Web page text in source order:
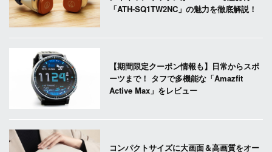
「ATH-SQ1TW2NC」の魅力を徹底解説！
【期間限定クーポン情報も】日常からスポ
ーツまで！ タフで多機能な「Amazfit
Active Max」をレビュー
コンパクトサイズに大画面＆高画質をオー